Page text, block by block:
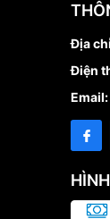
Địa
Điện
Email: